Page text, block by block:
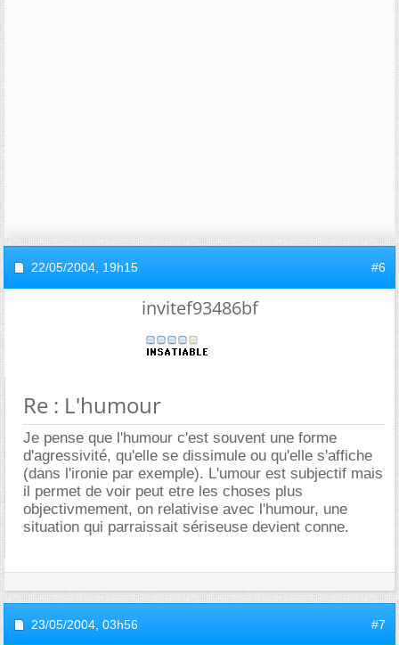
22/05/2004, 19h15 #6
invitef93486bf
Re : L'humour
Je pense que l'humour c'est souvent une forme
d'agressivité, qu'elle se dissimule ou qu'elle s'affiche
(dans l'ironie par exemple). L'umour est subjectif mais
il permet de voir peut etre les choses plus
objectivmement, on relativise avec l'humour, une
situation qui parraissait sériseuse devient conne.
23/05/2004, 03h56 #7